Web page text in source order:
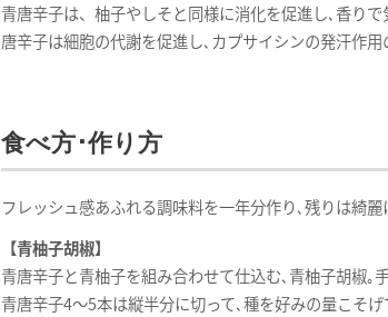
青唐辛子は、柚子やしそと同様に消化を促進し､香り
唐辛子は細胞の代謝を促進し､カプサイシンの発汗作
食べ方･作り方
フレッシュ感あふれる調味料を一年分作り､残りは綺
【青柚子胡椒】
青唐辛子と青柚子を組み合わせて仕込む､青柚子胡椒｡
青唐辛子4〜5本は縦半分に切って､種を好みの量こそ